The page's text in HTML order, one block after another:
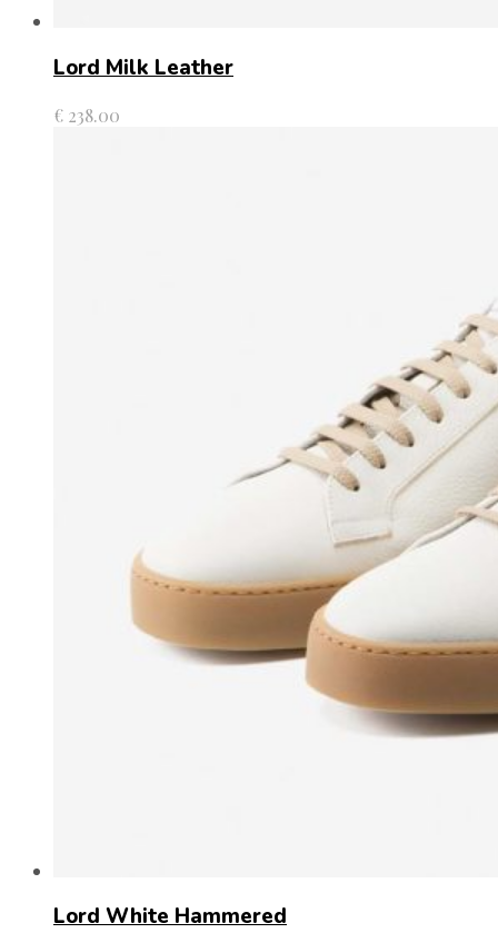
Lord Milk Leather
€ 238.00
Lord White Hammered